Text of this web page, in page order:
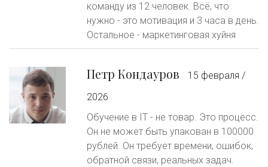
команду из 12 человек. Всё, что
нужно - это мотивация и 3 часа в день.
Остальное - маркетинговая хуйня
Петр Кондауров
15 февраля /
2026
Обучение в IT - не товар. Это процесс.
Он не может быть упакован в 100000
рублей. Он требует времени, ошибок,
обратной связи, реальных задач.